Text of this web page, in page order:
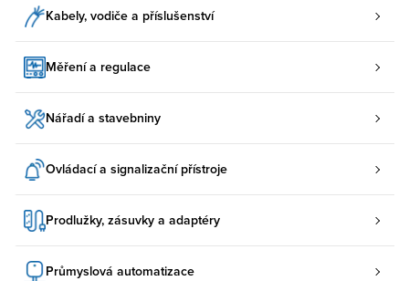
Kabely, vodiče a příslušenství
Měření a regulace
Nářadí a stavebniny
Ovládací a signalizační přístroje
Prodlužky, zásuvky a adaptéry
Průmyslová automatizace